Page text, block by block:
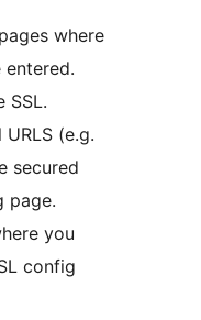
where
entered.
SSL.
(e.g.
secured
page.
you
config